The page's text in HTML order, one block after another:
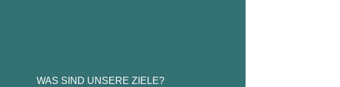
WAS SIND UNSERE ZIELE?